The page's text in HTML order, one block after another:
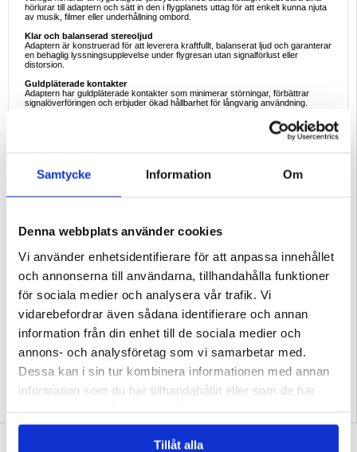
Samtycke Information Om
Denna webbplats använder cookies
Vi använder enhetsidentifierare för att anpassa innehållet
och annonserna till användarna, tillhandahålla funktioner
för sociala medier och analysera vår trafik. Vi
vidarebefordrar även sådana identifierare och annan
information från din enhet till de sociala medier och
annons- och analysföretag som vi samarbetar med.
Dessa kan i sin tur kombinera informationen med annan
information som du har tillhandahållit eller som de har
Tillåt alla
hörlurar till adaptern och sätt in den i flygplanets uttag för att enkelt kunna njuta
av musik, filmer eller underhållning ombord.
Klar och balanserad stereoljud
Adaptern är konstruerad för att leverera kraftfullt, balanserat ljud och garanterar
en behaglig lyssningsupplevelse under flygresan utan signalförlust eller
distorsion.
Guldpläterade kontakter
Adaptern har guldpläterade kontakter som minimerar störningar, förbättrar
signalöverföringen och erbjuder ökad hållbarhet för långvarig användning.
Kompatibel med de flesta flygbolags dubbla hörlursuttag, vilket gör den till ett
Adaptern är lätt men robust och lätt att bära med sig i fickan, ryggsäcken eller
resväskan - redo att användas när du behöver den.
Viktiga funktioner
- Guldpläterade kontakter för bättre signalkvalitet
- Klar stereoljudutgång
Denna flygplanshörlursadapter är ett enkelt, oumbärligt resetillbehör som låter
dig använda dina egna hörlurar under flygresan - den kombinerar bekvämlighet,
ljudkvalitet och hållbarhet i en kompakt design.
Förpackning:Bulk
EAN: 5714122621375
Relaterade kategorier: Mobiltillbehör, Hörlurar och AirPods tillbehör
SKRIV EN RECENSION